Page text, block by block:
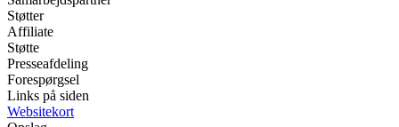
Støtter
Affiliate
Støtte
Presseafdeling
Forespørgsel
Links på siden
Websitekort